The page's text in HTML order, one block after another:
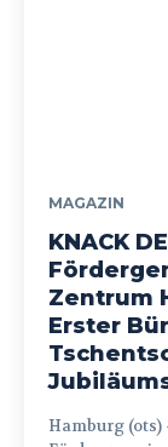
MAGAZIN
KNACK
Zentrum
Erster
Hamburg (ots) - Anlässlich ihres 50. Jubiläums lud